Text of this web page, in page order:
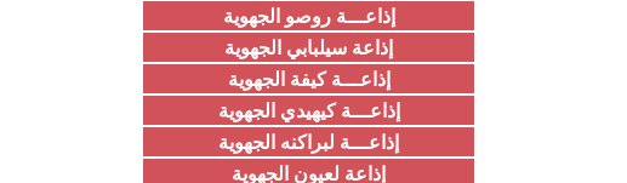
إذاعـــة روصو الجهوية
إذاعة سيلبابي الجهوية
إذاعـــة كيفة الجهوية
إذاعـــة كيهيدي الجهوية
إذاعـــة لبراكنه الجهوية
إذاعة لعيون الجهوية